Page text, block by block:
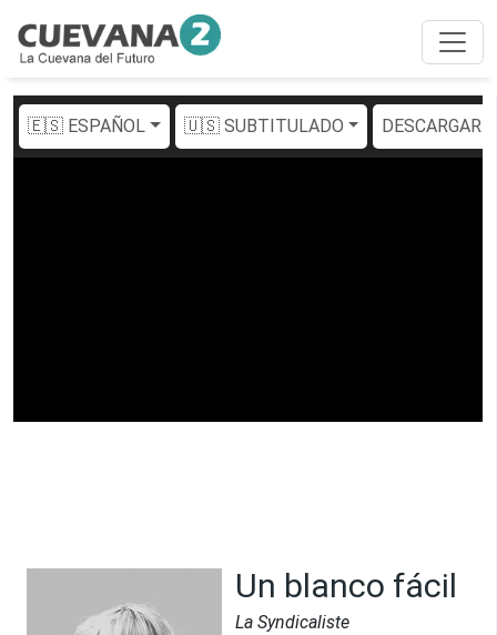
🇪🇸 ESPAÑOL 🇺🇸 SUBTITULADO DESCARGAR
Un blanco fácil
La Syndicaliste